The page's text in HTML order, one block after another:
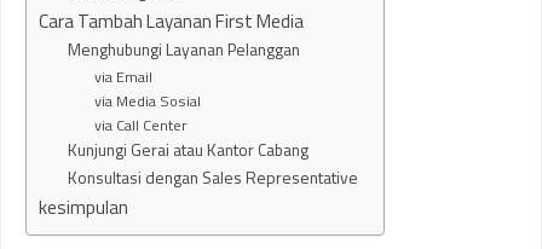
Cara Tambah Layanan First Media
Menghubungi Layanan Pelanggan
via Email
via Media Sosial
via Call Center
Kunjungi Gerai atau Kantor Cabang
Konsultasi dengan Sales Representative
kesimpulan